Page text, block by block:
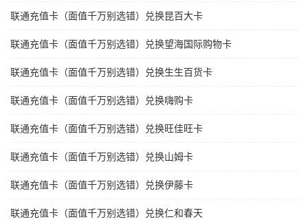
联通充值卡（面值千万别选错）兑换昆百大卡
联通充值卡（面值千万别选错）兑换望海国际购物卡
联通充值卡（面值千万别选错）兑换生生百货卡
联通充值卡（面值千万别选错）兑换嗨购卡
联通充值卡（面值千万别选错）兑换旺佳旺卡
联通充值卡（面值千万别选错）兑换山姆卡
联通充值卡（面值千万别选错）兑换伊藤卡
联通充值卡（面值千万别选错）兑换仁和春天